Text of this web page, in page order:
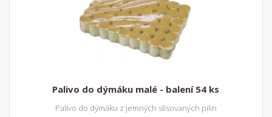
Palivo do dýmáku malé - balení 54 ks
Palivo do dýmáku z jemných slisovaných pilin